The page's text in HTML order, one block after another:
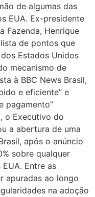
de algumas das
EUA. Ex-presidente
Fazenda, Henrique
de pontos que
Estados Unidos
mecanismo de
à BBC News Brasil,
e eficiente” e
pagamento”
o Executivo do
a abertura de uma
após o anúncio
sobre qualquer
Entre as
apuradas ao longo
na adoção